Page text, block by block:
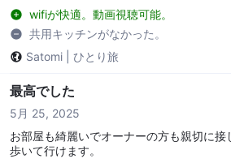
wifiが快適。動画視聴可能。
共用キッチンがなかった。
Satomi
ひとり旅
最高でした
5月 25, 2025
お部屋も綺麗いでオーナーの方も親切に接
歩いて行けます。